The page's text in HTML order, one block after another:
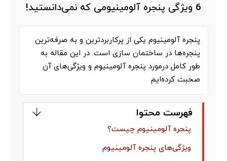
6 ویژگی پنجره آلومینیومی که نمی‌دانستید!
پنجره آلومینیوم یکی از پرکاربردترین و به صرفه‌ترین
پنجره‌ها در ساختمان سازی است. در این مقاله به
طور کامل درمورد پنجره آلومینیوم و ویژگی‌های آن
صحبت کرده‌ایم
فهرست محتوا
پنجره آلومینیوم چیست؟
ویژگی‌های پنجره آلومینیوم